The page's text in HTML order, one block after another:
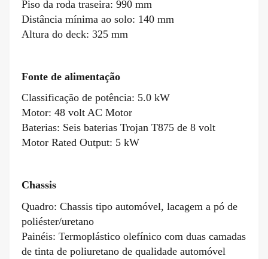
Piso da roda traseira: 990 mm
Distância mínima ao solo: 140 mm
Altura do deck: 325 mm
Fonte de alimentação
Classificação de potência: 5.0 kW
Motor: 48 volt AC Motor
Baterias: Seis baterias Trojan T875 de 8 volt
Motor Rated Output: 5 kW
Chassis
Quadro: Chassis tipo automóvel, lacagem a pó de
poliéster/uretano
Painéis: Termoplástico olefínico com duas camadas
de tinta de poliuretano de qualidade automóvel